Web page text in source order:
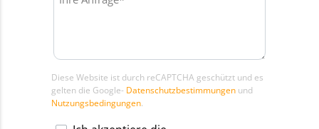
Diese Website ist durch reCAPTCHA geschützt und es
gelten die Google- Datenschutzbestimmungen und
Nutzungsbedingungen.